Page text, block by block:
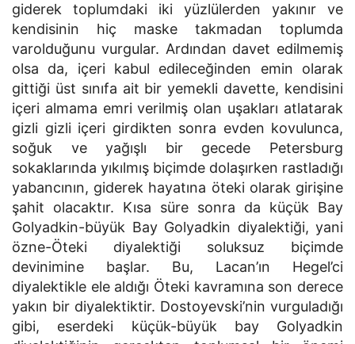
giderek toplumdaki iki yüzlülerden yakınır ve
kendisinin hiç maske takmadan toplumda
varolduğunu vurgular. Ardından davet edilmemiş
olsa da, içeri kabul edileceğinden emin olarak
gittiği üst sınıfa ait bir yemekli davette, kendisini
içeri almama emri verilmiş olan uşakları atlatarak
gizli gizli içeri girdikten sonra evden kovulunca,
soğuk ve yağışlı bir gecede Petersburg
sokaklarında yıkılmış biçimde dolaşırken rastladığı
yabancının, giderek hayatına öteki olarak girişine
şahit olacaktır. Kısa süre sonra da küçük Bay
Golyadkin-büyük Bay Golyadkin diyalektiği, yani
özne-Öteki diyalektiği soluksuz biçimde
devinimine başlar. Bu, Lacan’ın Hegel’ci
diyalektikle ele aldığı Öteki kavramına son derece
yakın bir diyalektiktir. Dostoyevski’nin vurguladığı
gibi, eserdeki küçük-büyük bay Golyadkin